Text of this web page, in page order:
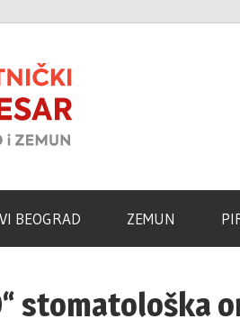
Zemun
BEOGRAD ZEMUN
stomatološka